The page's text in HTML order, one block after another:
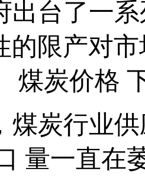
台了一系
的限产对
煤炭价格
炭行业供
量一直在